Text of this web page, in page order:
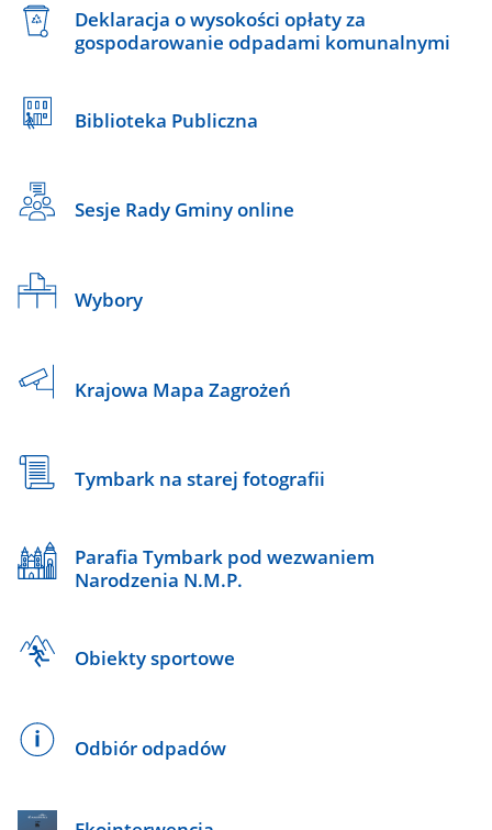
Deklaracja o wysokości opłaty za
gospodarowanie odpadami komunalnymi
Biblioteka Publiczna
Sesje Rady Gminy online
Wybory
Krajowa Mapa Zagrożeń
Tymbark na starej fotografii
Parafia Tymbark pod wezwaniem
Narodzenia N.M.P.
Obiekty sportowe
Odbiór odpadów